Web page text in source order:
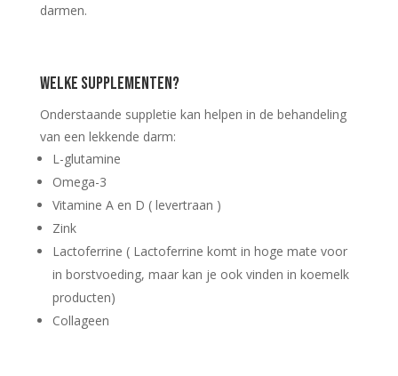
darmen.
Welke supplementen?
Onderstaande suppletie kan helpen in de behandeling
van een lekkende darm:
L-glutamine
Omega-3
Vitamine A en D ( levertraan )
Zink
Lactoferrine ( Lactoferrine komt in hoge mate voor
in borstvoeding, maar kan je ook vinden in koemelk
producten)
Collageen